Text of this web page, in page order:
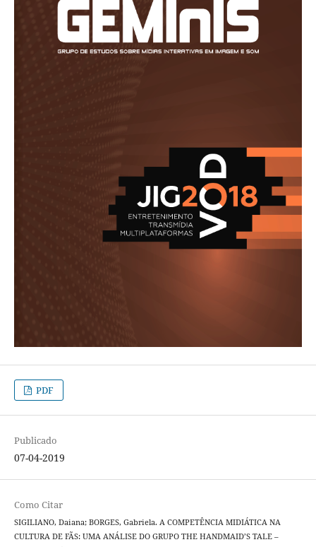
PDF
Publicado
07-04-2019
Como Citar
SIGILIANO, Daiana; BORGES, Gabriela. A COMPETÊNCIA MIDIÁTICA NA
CULTURA DE FÃS: UMA ANÁLISE DO GRUPO THE HANDMAID’S TALE –